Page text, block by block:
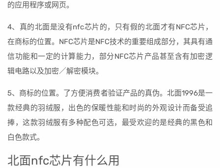
的应用程序或网页。
4、真的北面是没有nfc芯片的，只有假的北面才有NFC芯片，
在商标的位置。NFC芯片是NFC技术的重要组成部分，其具有通
信功能和一定的计算能力，部分NFC芯片产品甚至含有加密逻
辑电路以及加密／解密模块。
5、商标的位置。了方便消费者验证产品的真伪。北面1996是一
款经典的羽绒服，出色的保暖性能和时尚的外观设计而备受追
捧，这款羽绒服有多种配色可选，最受欢迎的是经典的黑色和
白色款式。
北面nfc芯片有什么用